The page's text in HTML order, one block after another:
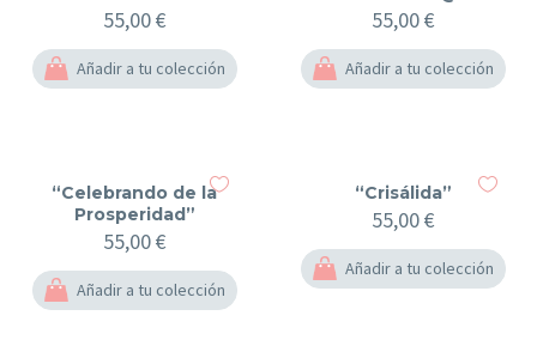
55,00€
Añadir a tu colección
55,00€
Añadir a tu colección
“Celebrando de la
Prosperidad”
55,00€
Añadir a tu colección
“Crisálida”
55,00€
Añadir a tu colección